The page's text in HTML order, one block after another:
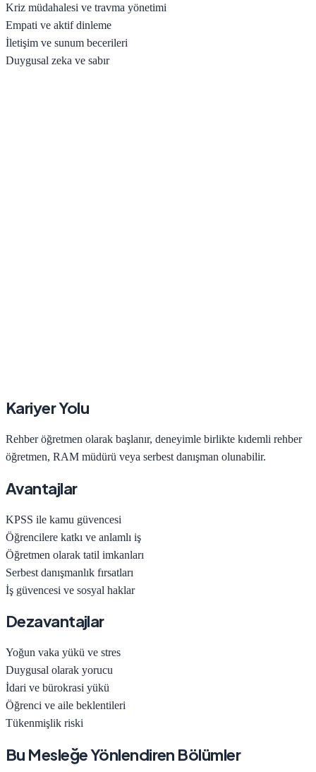
Kriz müdahalesi ve travma yönetimi
Empati ve aktif dinleme
İletişim ve sunum becerileri
Duygusal zeka ve sabır
Kariyer Yolu
Rehber öğretmen olarak başlanır, deneyimle birlikte kıdemli rehber
öğretmen, RAM müdürü veya serbest danışman olunabilir.
Avantajlar
KPSS ile kamu güvencesi
Öğrencilere katkı ve anlamlı iş
Öğretmen olarak tatil imkanları
Serbest danışmanlık fırsatları
İş güvencesi ve sosyal haklar
Dezavantajlar
Yoğun vaka yükü ve stres
Duygusal olarak yorucu
İdari ve bürokrasi yükü
Öğrenci ve aile beklentileri
Tükenmişlik riski
Bu Mesleğe Yönlendiren Bölümler